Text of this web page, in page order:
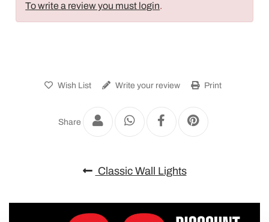
To write a review you must login.
Wish List Write your review Print
Share
Classic Wall Lights